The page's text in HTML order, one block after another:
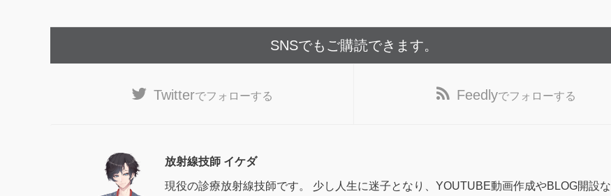
SNSでもご購読できます。
Twitterでフォローする Feedlyでフォローする
放射線技師 イケダ
現役の診療放射線技師です。 少し人生に迷子となり、YOUTUBE動画作成やBLOG開設な